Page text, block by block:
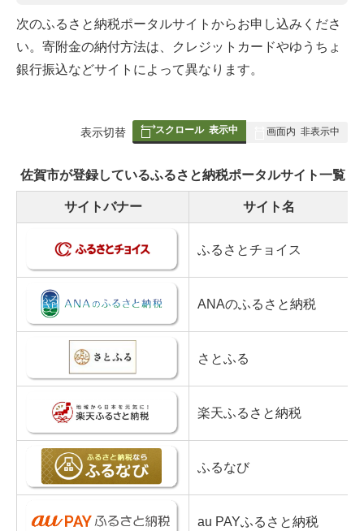
次のふるさと納税ポータルサイトからお申し込みくださ
い。寄附金の納付方法は、クレジットカードやゆうちょ
銀行振込などサイトによって異なります。
表
み
の
表示切替 スクロール 表示中 画面内 非表示中
佐賀市が登録しているふるさと納税ポータルサイト一覧
サイトバナー サイト名
ふるさとチョイス
ANAのふるさと納税
さとふる
楽天ふるさと納税
ふるなび
au PAYふるさと納税